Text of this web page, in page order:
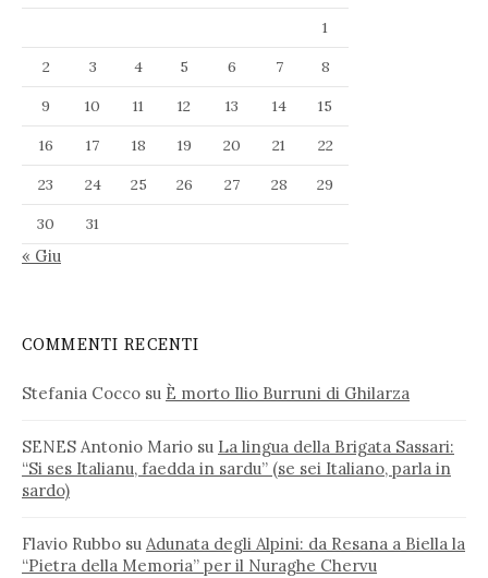
1
2
3 4 5 6 7
8
9
10 11 12 13 14
15
16
17 18 19 20 21
22
23
24 25 26 27 28
29
30
31
« Giu
COMMENTI RECENTI
Stefania Cocco su È morto Ilio Burruni di Ghilarza
SENES Antonio Mario su La lingua della Brigata Sassari:
“Si ses Italianu, faedda in sardu” (se sei Italiano, parla in
sardo)
Flavio Rubbo su Adunata degli Alpini: da Resana a Biella la
“Pietra della Memoria” per il Nuraghe Chervu